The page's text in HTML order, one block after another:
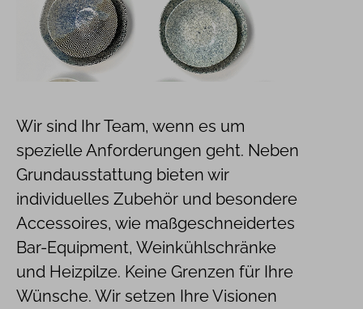
Wir sind Ihr Team, wenn es um
spezielle Anforderungen geht. Neben
Grundausstattung bieten wir
individuelles Zubehör und besondere
Accessoires, wie maßgeschneidertes
Bar-Equipment, Weinkühlschränke
und Heizpilze. Keine Grenzen für Ihre
Wünsche. Wir setzen Ihre Visionen